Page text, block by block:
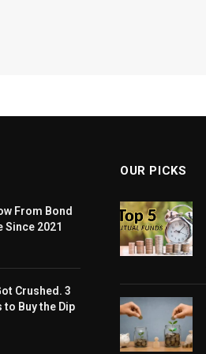
From Bond
2021
Crushed. 3
Buy the Dip
OUR PICKS